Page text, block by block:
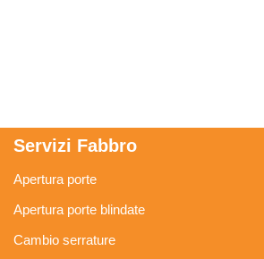
Servizi Fabbro
Apertura porte
Apertura porte blindate
Cambio serrature